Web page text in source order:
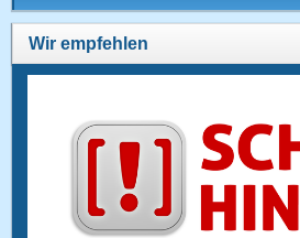
Wir empfehlen